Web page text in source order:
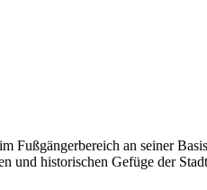
Fußgängerbereich an seiner
und historischen Gefüge der